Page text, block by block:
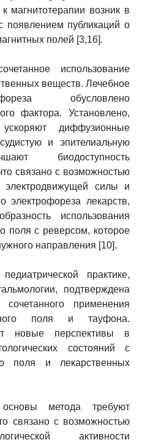
магнитотерапии возник в
появлением публикаций о
полей [3,16].
использование
веществ. Лечебное
обусловлено
фактора. Установлено,
диффузионные
и эпителиальную
биодоступность
связано с возможностью
электродвижущей силы и
электрофореза лекарств,
использования
поля с реверсом, которое
направления [10].
практике,
подтверждена
применения
поля и тауфона.
новые перспективы в
состояний с
поля и лекарственных
основы метода требуют
связано с возможностью
активности